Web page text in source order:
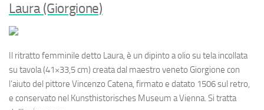
Laura (Giorgione)
Il ritratto femminile detto Laura, è un dipinto a olio su tela incollata
su tavola (41×33,5 cm) creata dal maestro veneto Giorgione con
l’aiuto del pittore Vincenzo Catena, firmato e datato 1506 sul retro,
e conservato nel Kunsthistorisches Museum a Vienna. Si tratta